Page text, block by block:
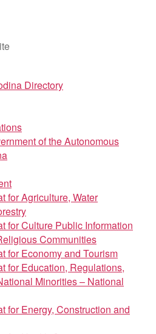
Directory
of the Autonomous
for Agriculture, Water
for Culture Public Information
Communities
for Economy and Tourism
for Education, Regulations,
Minorities – National
for Energy, Construction and